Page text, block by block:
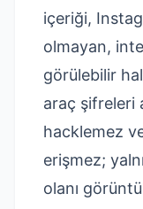
içeriği,
olmayan,
görülebilir
araç şifreleri
hacklemez
erişmez;
olanı